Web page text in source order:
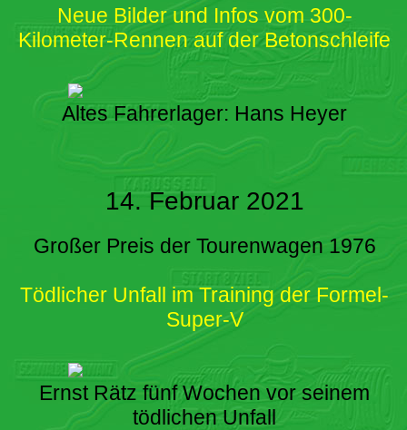
Neue Bilder und Infos vom 300-
Kilometer-Rennen auf der Betonschleife
Altes Fahrerlager: Hans Heyer
14. Februar 2021
Großer Preis der Tourenwagen 1976
Tödlicher Unfall im Training der Formel-
Super-V
Ernst Rätz fünf Wochen vor seinem
tödlichen Unfall